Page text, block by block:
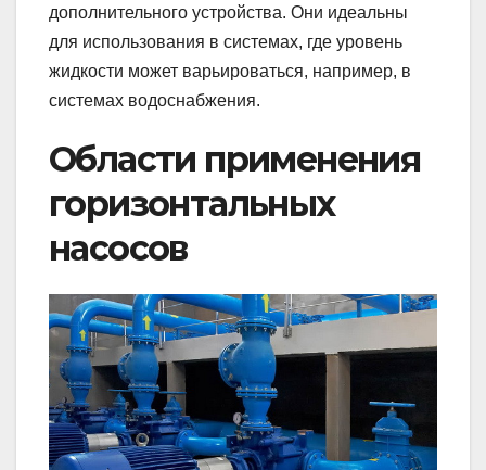
дополнительного устройства. Они идеальны
для использования в системах, где уровень
жидкости может варьироваться, например, в
системах водоснабжения.
Области применения
горизонтальных
насосов